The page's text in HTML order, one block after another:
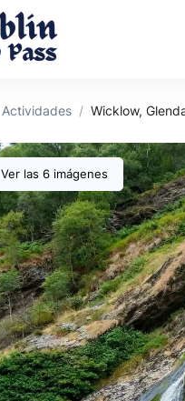
Actividades Wicklow,
Ver las 6 imágenes